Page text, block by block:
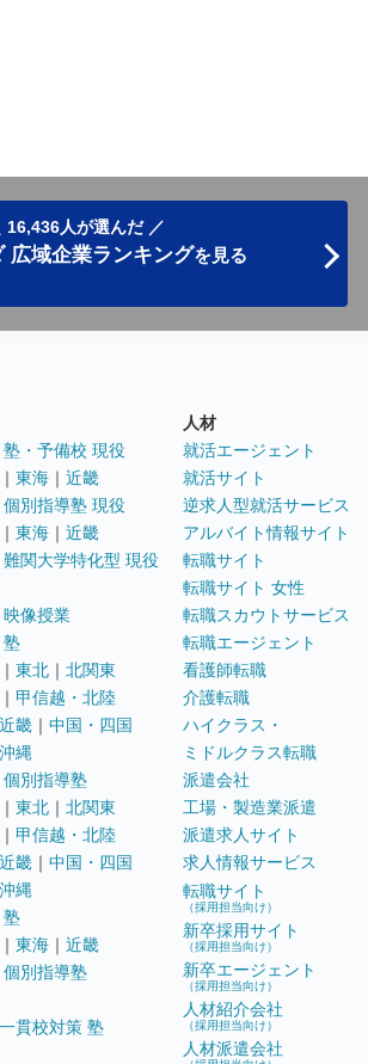
16,436人が選んだ ／
広域企業ランキングを見る
・予備校 現役
｜ 東海 ｜ 近畿
別指導塾 現役
｜ 東海 ｜ 近畿
関大学特化型 現役
像授業
塾
｜ 東北 ｜ 北関東
｜ 甲信越・北陸
近畿 ｜ 中国・四国
縄
別指導塾
｜ 東北 ｜ 北関東
｜ 甲信越・北陸
近畿 ｜ 中国・四国
縄
塾
｜ 東海 ｜ 近畿
別指導塾
貫校対策 塾
人材
就活エージェント
就活サイト
逆求人型就活サービス
アルバイト情報サイト
転職サイト
転職サイト 女性
転職スカウトサービス
転職エージェント
看護師転職
介護転職
ハイクラス・
ミドルクラス転職
派遣会社
工場・製造業派遣
派遣求人サイト
求人情報サービス
転職サイト
（採用担当向け）
新卒採用サイト
（採用担当向け）
新卒エージェント
（採用担当向け）
人材紹介会社
（採用担当向け）
人材派遣会社